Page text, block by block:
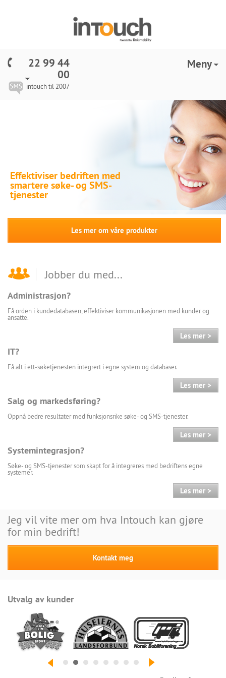
Meny
22 99 44
00
intouch til 2007
Effektiviser bedriften med
smartere søke- og SMS-
tjenester
Les mer om våre produkter
Jobber du med...
Administrasjon?
Få orden i kundedatabasen, effektiviser kommunikasjonen med kunder og
ansatte.
Les mer >
IT?
Få alt i ett-søketjenesten integrert i egne system og databaser.
Les mer >
Salg og markedsføring?
Oppnå bedre resultater med funksjonsrike søke- og SMS-tjenester.
Les mer >
Systemintegrasjon?
Søke- og SMS-tjenester som skapt for å integreres med bedriftens egne
systemer.
Les mer >
Jeg vil vite mer om hva Intouch kan gjøre
for min bedrift!
Kontakt meg
Utvalg av kunder